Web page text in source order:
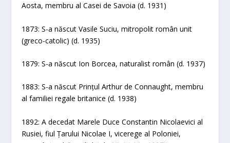
Aosta, membru al Casei de Savoia (d. 1931)
1873: S-a născut Vasile Suciu, mitropolit român unit
(greco-catolic) (d. 1935)
1879: S-a născut Ion Borcea, naturalist român (d. 1937)
1883: S-a născut Prințul Arthur de Connaught, membru
al familiei regale britanice (d. 1938)
1892: A decedat Marele Duce Constantin Nicolaevici al
Rusiei, fiul Țarului Nicolae I, vicerege al Poloniei,